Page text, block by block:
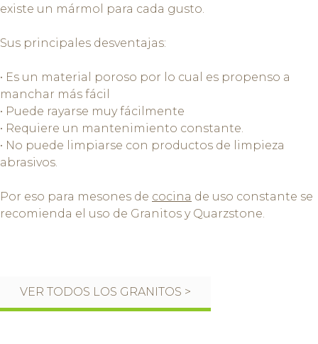
existe un mármol para cada gusto.
Sus principales desventajas:
• Es un material poroso por lo cual es propenso a
manchar más fácil
• Puede rayarse muy fácilmente
• Requiere un mantenimiento constante.
• No puede limpiarse con productos de limpieza
abrasivos.
Por eso para mesones de cocina de uso constante se
recomienda el uso de Granitos y Quarzstone.
VER TODOS LOS GRANITOS >